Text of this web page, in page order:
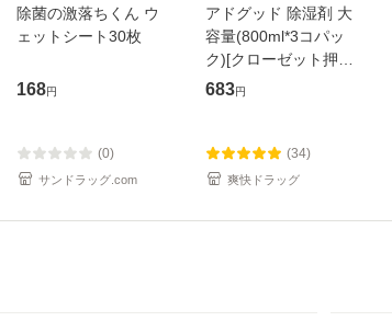
除菌の激落ちくん ウ
ェットシート30枚
168円
(0)
サンドラッグ.com
アドグッド 除湿剤 大
容量(800ml*3コパッ
ク)[クローゼット押入
れ 除湿剤 防湿剤 乾燥
683円
(34)
爽快ドラッグ